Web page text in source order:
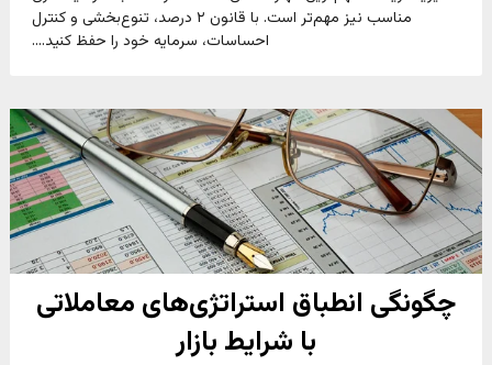
مناسب نیز مهم‌تر است. با قانون ۲ درصد، تنوع‌بخشی و کنترل
احساسات، سرمایه خود را حفظ کنید....
چگونگی انطباق استراتژی‌های معاملاتی
با شرایط بازار